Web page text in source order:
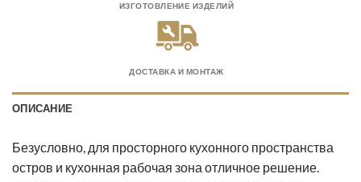
ИЗГОТОВЛЕНИЕ ИЗДЕЛИЙ
ДОСТАВКА И МОНТАЖ
ОПИСАНИЕ
Безусловно, для просторного кухонного пространства
остров и кухонная рабочая зона отличное решение.